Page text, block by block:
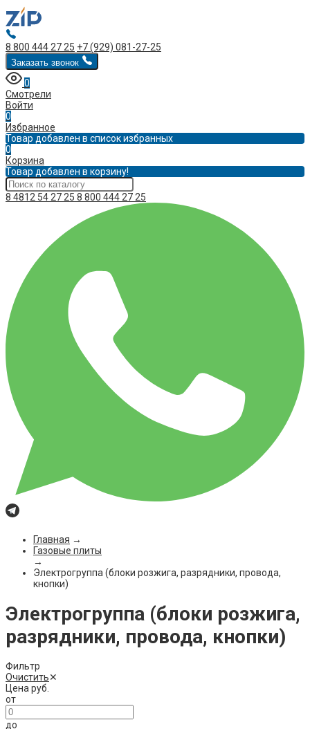
8 800 444 27 25 +7 (929) 081-27-25
Заказать звонок
0
Смотрели
Войти
0
Избранное
Товар добавлен в список избранных
0
Корзина
Товар добавлен в корзину!
8 4812 54 27 25 8 800 444 27 25
Главная →
Газовые плиты
→
Электрогруппа (блоки розжига, разрядники, провода,
кнопки)
Электрогруппа (блоки розжига,
разрядники, провода, кнопки)
Фильтр
Очистить✕
Ценаруб.
от
до